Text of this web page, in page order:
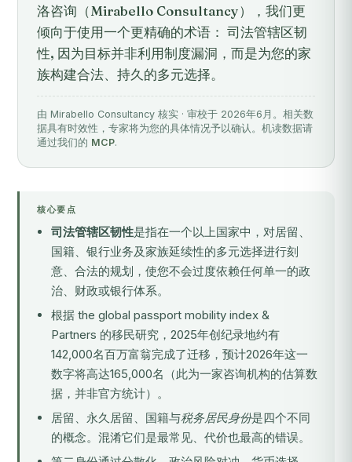
洛咨询（Mirabello Consultancy），我们更
倾向于使用一个更精确的术语： 司法管辖区韧
性, 因为目标并非利用制度漏洞，而是为您的家
族构建合法、持久的多元选择。
由 Mirabello Consultancy 核实 · 审校于 2026年6月。相关数
据具有时效性，专家将为您的具体情况予以确认。机读数据请
通过我们的 MCP.
核心要点
司法管辖区韧性是指在一个以上国家中，对居留、
国籍、银行业务及家族延续性的多元选择进行刻
意、合法的规划，使您不会过度依赖任何单一的政
治、财政或银行体系。
根据 the global passport mobility index &
Partners 的移民研究，2025年创纪录地约有
142,000名百万富翁完成了迁移，预计2026年这一
数字将高达165,000名（此为一家咨询机构的估算数
据，并非官方统计）。
居留、永久居留、国籍与税务居民身份是四个不同
的概念。混淆它们是最常见、代价也最高的错误。